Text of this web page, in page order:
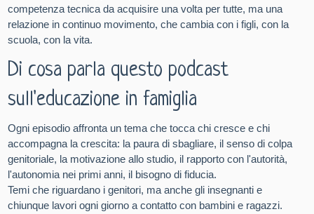
competenza tecnica da acquisire una volta per tutte, ma una
relazione in continuo movimento, che cambia con i figli, con la
scuola, con la vita.
Di cosa parla questo podcast
sull'educazione in famiglia
Ogni episodio affronta un tema che tocca chi cresce e chi
accompagna la crescita: la paura di sbagliare, il senso di colpa
genitoriale, la motivazione allo studio, il rapporto con l'autorità,
l'autonomia nei primi anni, il bisogno di fiducia.
Temi che riguardano i genitori, ma anche gli insegnanti e
chiunque lavori ogni giorno a contatto con bambini e ragazzi.